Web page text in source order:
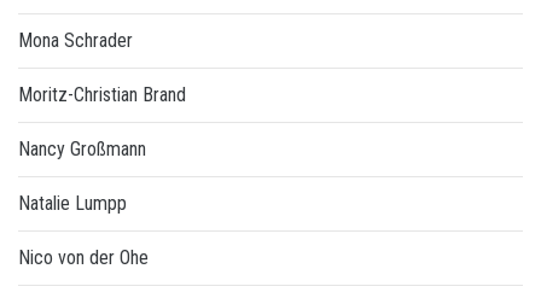
Mona Schrader
Moritz-Christian Brand
Nancy Großmann
Natalie Lumpp
Nico von der Ohe